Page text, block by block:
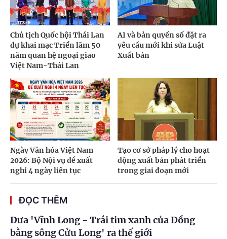
Chủ tịch Quốc hội Thái Lan
dự khai mạc Triển lãm 50
năm quan hệ ngoại giao
Việt Nam-Thái Lan
AI và bản quyền số đặt ra
yêu cầu mới khi sửa Luật
Xuất bản
Ngày Văn hóa Việt Nam
2026: Bộ Nội vụ đề xuất
nghỉ 4 ngày liên tục
Tạo cơ sở pháp lý cho hoạt
động xuất bản phát triển
trong giai đoạn mới
ĐỌC THÊM
Đưa 'Vĩnh Long - Trái tim xanh của Đồng
bằng sông Cửu Long' ra thế giới